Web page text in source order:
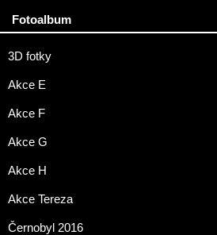
Fotoalbum
3D fotky
Akce E
Akce F
Akce G
Akce H
Akce Tereza
Černobyl 2016